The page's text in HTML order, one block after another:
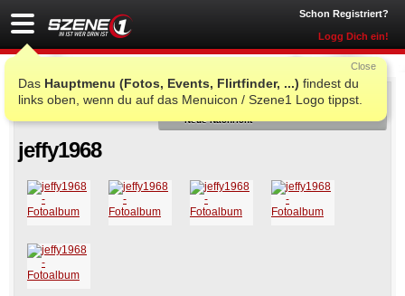
Schon Registriert?
Logg Dich ein!
Das Hauptmenu (Fotos, Events, Flirtfinder, ...) findest du
links oben, wenn du auf das Menuicon / Szene1 Logo tippst.
Close
Als Freund
Neue Nachricht
jeffy1968